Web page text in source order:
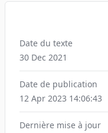
Date du texte
30 Dec 2021
Date de publication
12 Apr 2023 14:06:43
Dernière mise à jour